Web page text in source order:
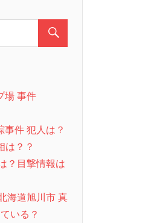
場 事件
事件 犯人は？
は？？
？目撃情報は
海道旭川市 真
いる？